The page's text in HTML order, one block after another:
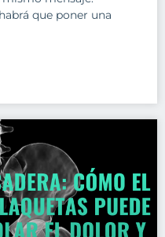
que poner una